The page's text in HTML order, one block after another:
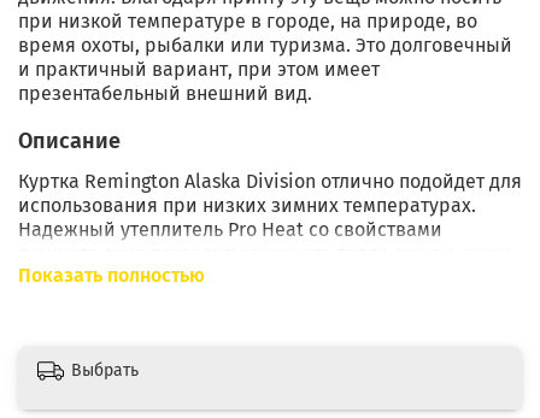
при низкой температуре в городе, на природе, во
время охоты, рыбалки или туризма. Это долговечный
и практичный вариант, при этом имеет
презентабельный внешний вид.
Описание
Куртка Remington Alaska Division отлично подойдет для
использования при низких зимних температурах.
Надежный утеплитель Pro Heat со свойствами
холодную погоду. Куртка выполнена из нейлона
мембране это изделие не пропускает внешнюю влагу,
Показать полностью
Выбрать